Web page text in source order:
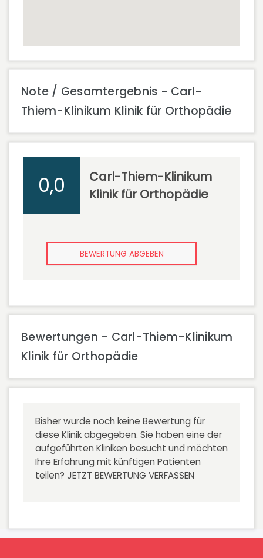
Note / Gesamtergebnis - Carl-
Thiem-Klinikum Klinik für Orthopädie
0,0
Carl-Thiem-Klinikum
Klinik für Orthopädie
BEWERTUNG ABGEBEN
Bewertungen - Carl-Thiem-Klinikum
Klinik für Orthopädie
Bisher wurde noch keine Bewertung für
diese Klinik abgegeben. Sie haben eine der
aufgeführten Kliniken besucht und möchten
Ihre Erfahrung mit künftigen Patienten
teilen? JETZT BEWERTUNG VERFASSEN